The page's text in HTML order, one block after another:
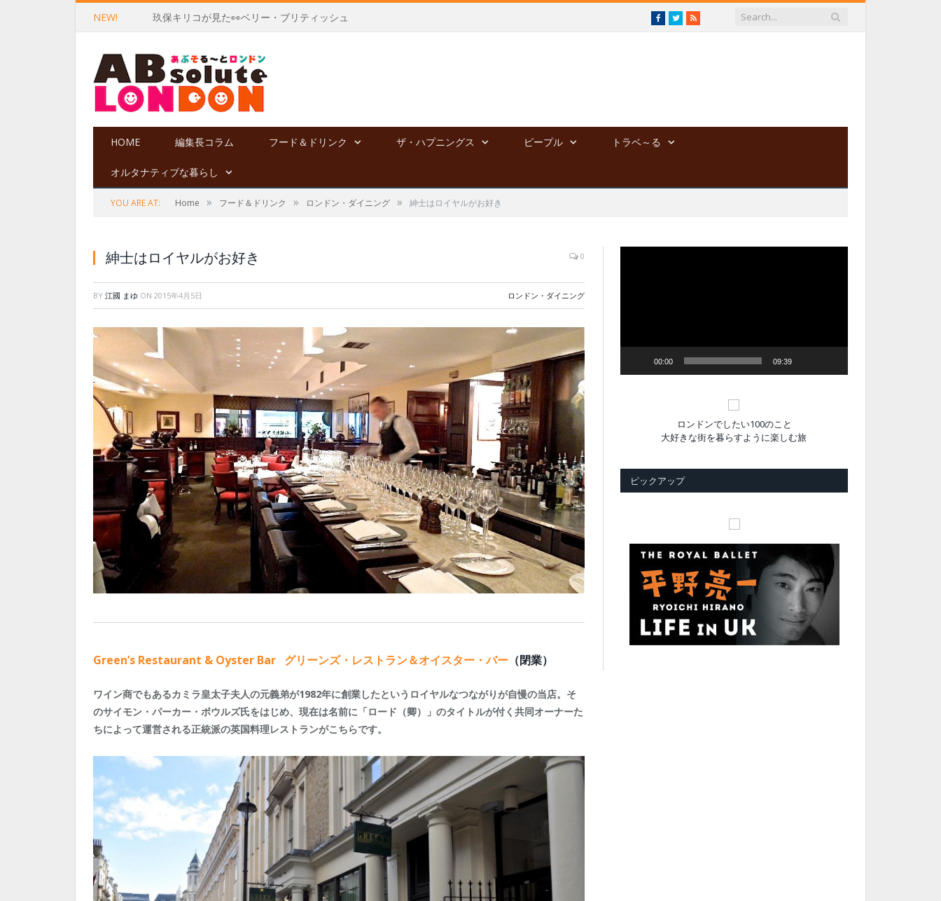
NEW! 玖保キリコが見た👀ベリー・ブリティッシュ Facebook
TwitterRSS
HOME 編集長コラム フード＆ドリンク ザ・ハプニングス ピープル トラベ～る
オルタナティブな暮らし
YOU ARE AT: Home » フード＆ドリンク » ロンドン・ダイニング » 紳士はロイヤルがお好き
紳士はロイヤルがお好き 0
BY 江國 まゆ ON 2015年4月5日 ロンドン・ダイニング
Green’s Restaurant & Oyster Bar グリーンズ・レストラン＆オイスター・バー （閉業）
ワイン商でもあるカミラ皇太子夫人の元義弟が1982年に創業したというロイヤルなつながりが自慢の当店。そ
のサイモン・パーカー・ボウルズ氏をはじめ、現在は名前に「ロード（卿）」のタイトルが付く共同オーナーた
ちによって運営される正統派の英国料理レストランがこちらです。
00:00 09:39
ロンドンでしたい100のこと
大好きな街を暮らすように楽しむ旅
ピックアップ